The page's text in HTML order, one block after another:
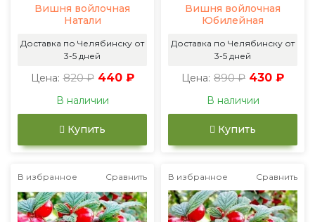
Вишня войлочная
Натали
Доставка по Челябинску от
3-5 дней
Цена: 820 ₽ 440 ₽
В наличии
Купить
Вишня войлочная
Юбилейная
Доставка по Челябинску от
3-5 дней
Цена: 890 ₽ 430 ₽
В наличии
Купить
В избранное Сравнить В избранное Сравнить